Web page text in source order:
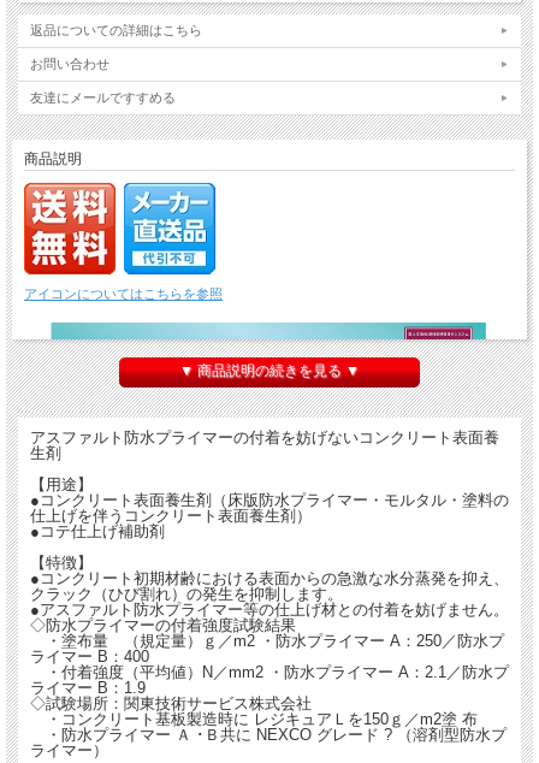
返品についての詳細はこちら
お問い合わせ
友達にメールですすめる
商品説明
アイコンについてはこちらを参照
▼ 商品説明の続きを見る ▼
アスファルト防水プライマーの付着を妨げないコンクリート表面養
生剤
【用途】
●コンクリート表面養生剤（床版防水プライマー・モルタル・塗料の
仕上げを伴うコンクリート表面養生剤）
●コテ仕上げ補助剤
【特徴】
●コンクリート初期材齢における表面からの急激な水分蒸発を抑え、
クラック（ひび割れ）の発生を抑制します。
●アスファルト防水プライマー等の仕上げ材との付着を妨げません。
◇防水プライマーの付着強度試験結果
・塗布量 （規定量）ｇ／m2 ・防水プライマー A：250／防水プ
ライマー B：400
・付着強度（平均値）N／mm2 ・防水プライマー A：2.1／防水プ
ライマー B：1.9
◇試験場所：関東技術サービス株式会社
・コンクリート基板製造時に レジキュアＬを150ｇ／m2塗 布
・防水プライマー Ａ ･Ｂ共に NEXCO グレード ? （溶剤型防水プ
ライマー）